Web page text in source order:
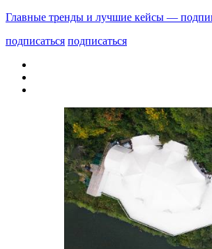
Главные тренды и лучшие кейсы —
подписаться подписаться